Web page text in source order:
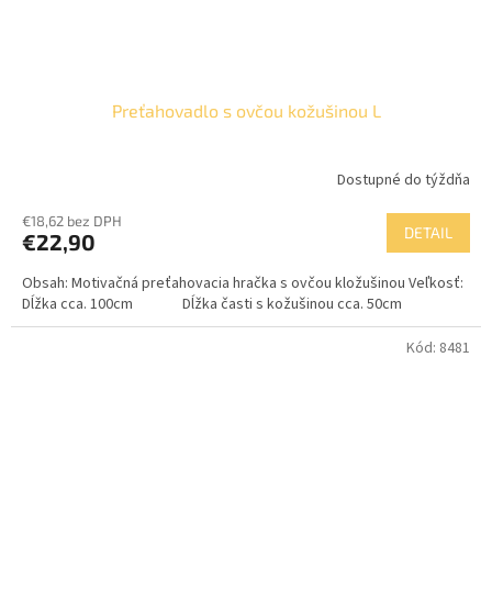
Preťahovadlo s ovčou kožušinou L
Dostupné do týždňa
€18,62 bez DPH
€22,90 DETAIL
Obsah: Motivačná preťahovacia hračka s ovčou kložušinou Veľkosť:
Dĺžka cca. 100cm Dĺžka časti s kožušinou cca. 50cm
Kód: 8481